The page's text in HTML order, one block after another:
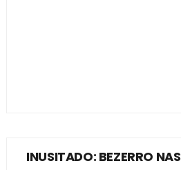
INUSITADO: BEZERRO